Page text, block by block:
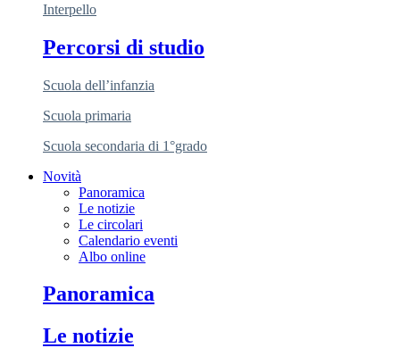
Interpello
Percorsi di studio
Scuola dell’infanzia
Scuola primaria
Scuola secondaria di 1°grado
Novità
Panoramica
Le notizie
Le circolari
Calendario eventi
Albo online
Panoramica
Le notizie